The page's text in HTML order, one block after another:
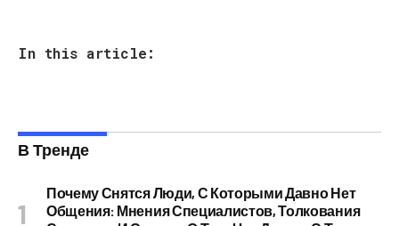
In this article:
В Тренде
Почему Снятся Люди, С Которыми Давно Нет
Общения: Мнения Специалистов, Толкования